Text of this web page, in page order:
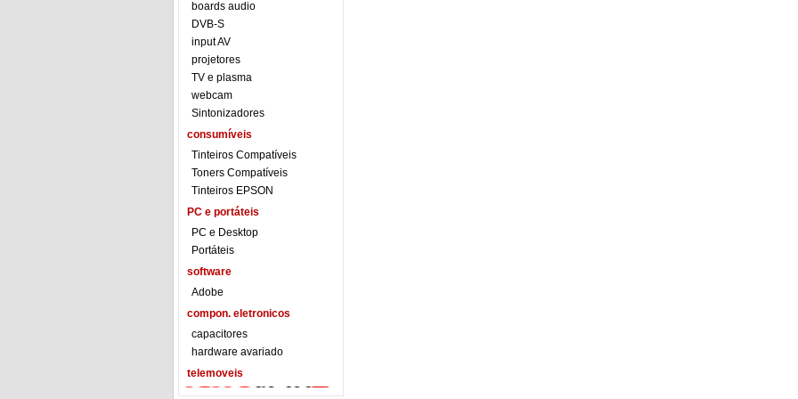
boards audio
DVB-S
input AV
projetores
TV e plasma
webcam
Sintonizadores
consumíveis
Tinteiros Compatíveis
Toners Compatíveis
Tinteiros EPSON
PC e portáteis
PC e Desktop
Portáteis
software
Adobe
compon. eletronicos
capacitores
hardware avariado
telemoveis